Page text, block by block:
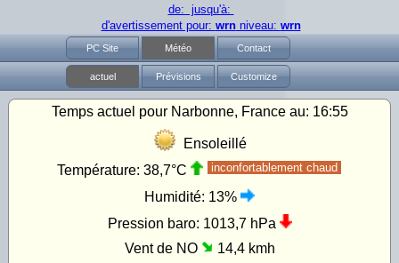
de: jusqu'à:
d'avertissement pour: wrnniveau: wrn
PC Site Météo Contact
actuel Prévisions Customize
Temps actuel pour Narbonne, France au: 16:55
Ensoleillé
Température: 38,7°C inconfortablement chaud
Humidité: 13%
Pression baro: 1013,7 hPa
Vent de NO
14,4 kmh